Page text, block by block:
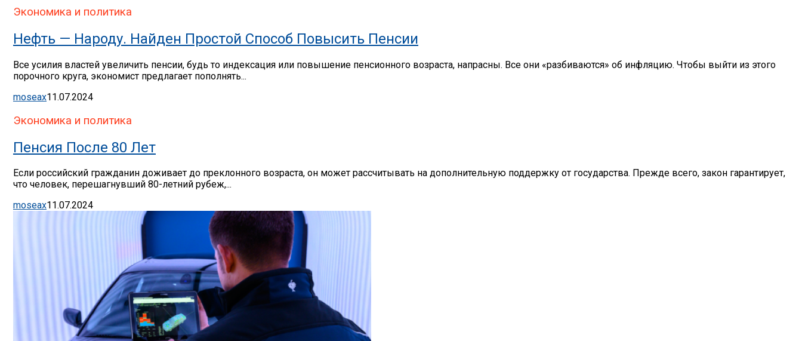
Экономика и политика
Нефть — Народу. Найден Простой Способ Повысить Пенсии
Все усилия властей увеличить пенсии, будь то индексация или повышение пенсионного возраста, напрасны. Все они «разбиваются» об инфляцию. Чтобы выйти из этого
порочного круга, экономист предлагает пополнять...
moseax11.07.2024
Экономика и политика
Пенсия После 80 Лет
Если российский гражданин доживает до преклонного возраста, он может рассчитывать на дополнительную поддержку от государства. Прежде всего, закон гарантирует,
что человек, перешагнувший 80-летний рубеж,...
moseax11.07.2024